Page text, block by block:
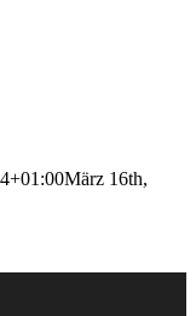
März 16th,